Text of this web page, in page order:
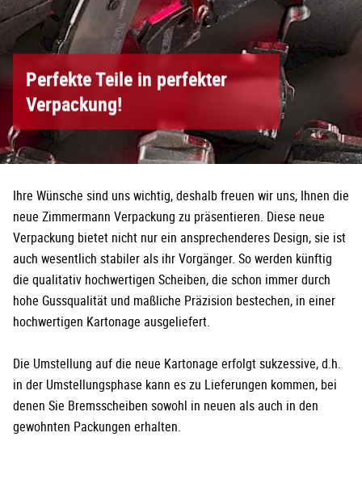
Perfekte Teile in perfekter
Verpackung!
Ihre Wünsche sind uns wichtig, deshalb freuen wir uns, Ihnen die
neue Zimmermann Verpackung zu präsentieren. Diese neue
Verpackung bietet nicht nur ein ansprechenderes Design, sie ist
auch wesentlich stabiler als ihr Vorgänger. So werden künftig
die qualitativ hochwertigen Scheiben, die schon immer durch
hohe Gussqualität und maßliche Präzision bestechen, in einer
hochwertigen Kartonage ausgeliefert.
Die Umstellung auf die neue Kartonage erfolgt sukzessive, d.h.
in der Umstellungsphase kann es zu Lieferungen kommen, bei
denen Sie Bremsscheiben sowohl in neuen als auch in den
gewohnten Packungen erhalten.